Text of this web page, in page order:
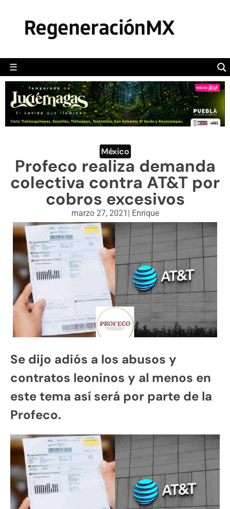
☰
POLÍTICA
CAMALEÓN
OPINIÓN
DEPORTES
ENGLISH SECTION
VIDEOS
México
Profeco realiza demanda
colectiva contra AT&T por
cobros excesivos
marzo 27, 2021 | Enrique
Se dijo adiós a los abusos y
contratos leoninos y al menos en
este tema así será por parte de la
Profeco.